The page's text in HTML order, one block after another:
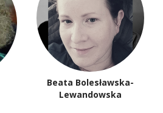
Beata Bolesławska-
Lewandowska